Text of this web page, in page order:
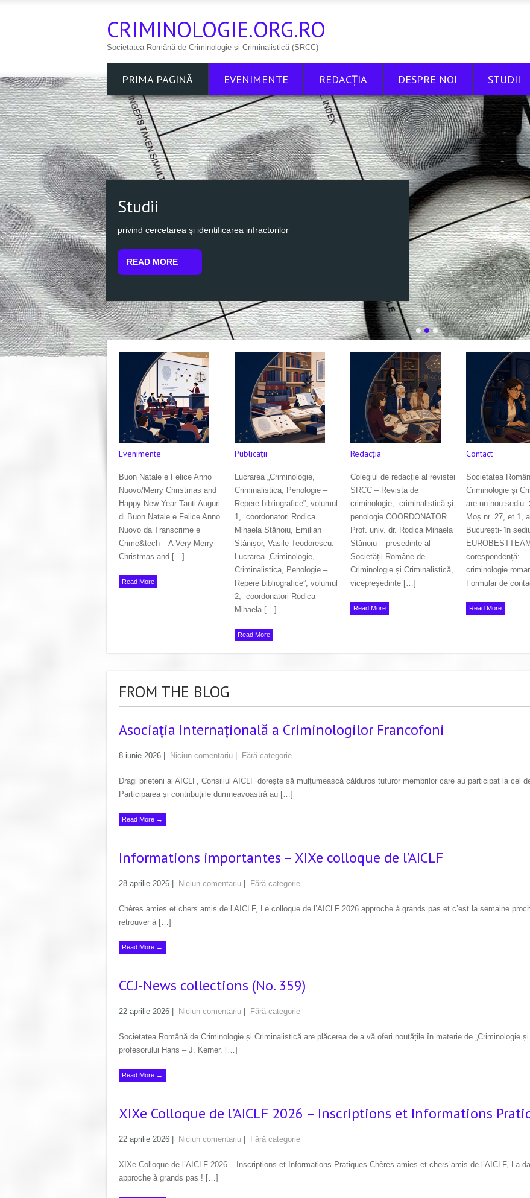
CRIMINOLOGIE.ORG.RO
Societatea Română de Criminologie și Criminalistică (SRCC)
PRIMA PAGINĂ EVENIMENTE REDACŢIA DESPRE NOI STUDII
Studii
privind cercetarea şi identificarea infractorilor
READ MORE
Evenimente
Buon Natale e Felice Anno
Nuovo/Merry Christmas and
Happy New Year Tanti Auguri
di Buon Natale e Felice Anno
Nuovo da Transcrime e
Crime&tech – A Very Merry
Christmas and […]
Read More
Publicaţii
Lucrarea „Criminologie,
Criminalistica, Penologie –
Repere bibliografice”, volumul
1, coordonatori Rodica
Mihaela Stănoiu, Emilian
Stănișor, Vasile Teodorescu.
Lucrarea „Criminologie,
Criminalistica, Penologie –
Repere bibliografice”, volumul
2, coordonatori Rodica
Mihaela […]
Read More
Redacţia
Colegiul de redacție al revistei
SRCC – Revista de
criminologie, criminalistică şi
penologie COORDONATOR
Prof. univ. dr. Rodica Mihaela
Stănoiu – președinte al
Societății Române de
Criminologie și Criminalistică,
vicepreședinte […]
Read More
Contact
Societatea
Criminologie și
are un nou sediu:
Moș nr. 27, et.1,
București- în
corespondență:
Formular de
Read More
FROM THE BLOG
Asociația Internațională a Criminologilor Francofoni
8 iunie 2026 | Niciun comentariu | Fără categorie
Dragi prieteni ai AICLF, Consiliul AICLF dorește să mulțumească călduros tuturor membrilor care au participat la cel
Participarea și contribuțiile dumneavoastră au […]
Read More →
Informations importantes – XIXe colloque de l’AICLF
28 aprilie 2026 | Niciun comentariu | Fără categorie
Chères amies et chers amis de l’AICLF, Le colloque de l’AICLF 2026 approche à grands pas et c’est la semaine
retrouver à […]
Read More →
CCJ-News collections (No. 359)
22 aprilie 2026 | Niciun comentariu | Fără categorie
Societatea Română de Criminologie și Criminalistică are plăcerea de a vă oferi noutățile în materie de „Criminologie
profesorului Hans – J. Kerner. […]
Read More →
XIXe Colloque de l’AICLF 2026 – Inscriptions et Informations
22 aprilie 2026 | Niciun comentariu | Fără categorie
XIXe Colloque de l’AICLF 2026 – Inscriptions et Informations Pratiques Chères amies et chers amis de l’AICLF, La
approche à grands pas ! […]